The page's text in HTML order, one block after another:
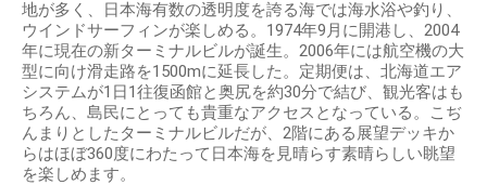
地が多く、日本海有数の透明度を誇る海では海水浴や釣り、
ウインドサーフィンが楽しめる。1974年9月に開港し、2004
年に現在の新ターミナルビルが誕生。2006年には航空機の大
型に向け滑走路を1500mに延長した。定期便は、北海道エア
システムが1日1往復函館と奥尻を約30分で結び、観光客はも
ちろん、島民にとっても貴重なアクセスとなっている。こぢ
んまりとしたターミナルビルだが、2階にある展望デッキか
らはほぼ360度にわたって日本海を見晴らす素晴らしい眺望
を楽しめます。